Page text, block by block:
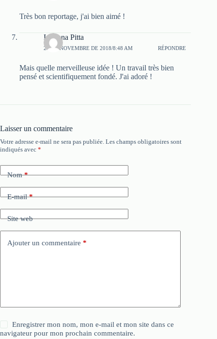
Très bon reportage, j'ai bien aimé !
Luciana Pitta
29 DE NOVEMBRE DE 2018/8:48 AM RÉPONDRE
Mais quelle merveilleuse idée ! Un travail très bien
pensé et scientifiquement fondé. J'ai adoré !
Laisser un commentaire
Votre adresse e-mail ne sera pas publiée. Les champs obligatoires sont
indiqués avec *
Nom*
E-mail*
Site web
Ajouter un commentaire *
Enregistrer mon nom, mon e-mail et mon site dans ce
navigateur pour mon prochain commentaire.